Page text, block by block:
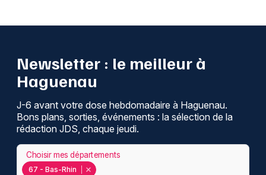
Newsletter : le meilleur à
Haguenau
J-6 avant votre dose hebdomadaire à Haguenau.
Bons plans, sorties, événements : la sélection de la
rédaction JDS, chaque jeudi.
67 - Bas-Rhin
Choisir mes départements